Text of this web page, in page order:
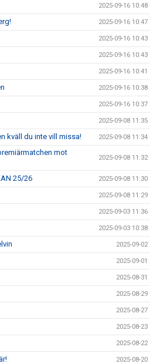
2025-09-16 10:48
2025-09-16 10:47
2025-09-16 10:43
2025-09-16 10:43
2025-09-16 10:41
2025-09-16 10:38
2025-09-16 10:37
2025-09-08 11:35
kväll du inte vill missa! 2025-09-08 11:34
mot
2025-09-08 11:32
25/26 2025-09-08 11:30
2025-09-08 11:29
2025-09-03 11:36
2025-09-03 10:38
2025-09-02
2025-09-01
2025-08-31
2025-08-29
2025-08-27
2025-08-23
2025-08-22
2025-08-20